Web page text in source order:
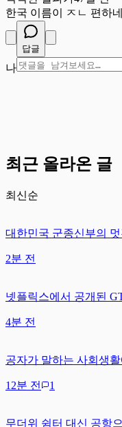
한국 이름이 ㅈㄴ 편하
답글
나
최근 올라온 글
최신순
대한민국 군종신부의
2분 전
넷플릭스에서 공개된
4분 전
공자가 말하는 사회생
12분 전 1
무더위 쉼터 대신 공항